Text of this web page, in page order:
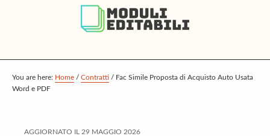
p
t
a
p
t
r
p
t
o
You are here: Home / Contratti / Fac Simile Proposta di Acquisto Auto Usata
Word e PDF
AGGIORNATO IL 29 MAGGIO 2026